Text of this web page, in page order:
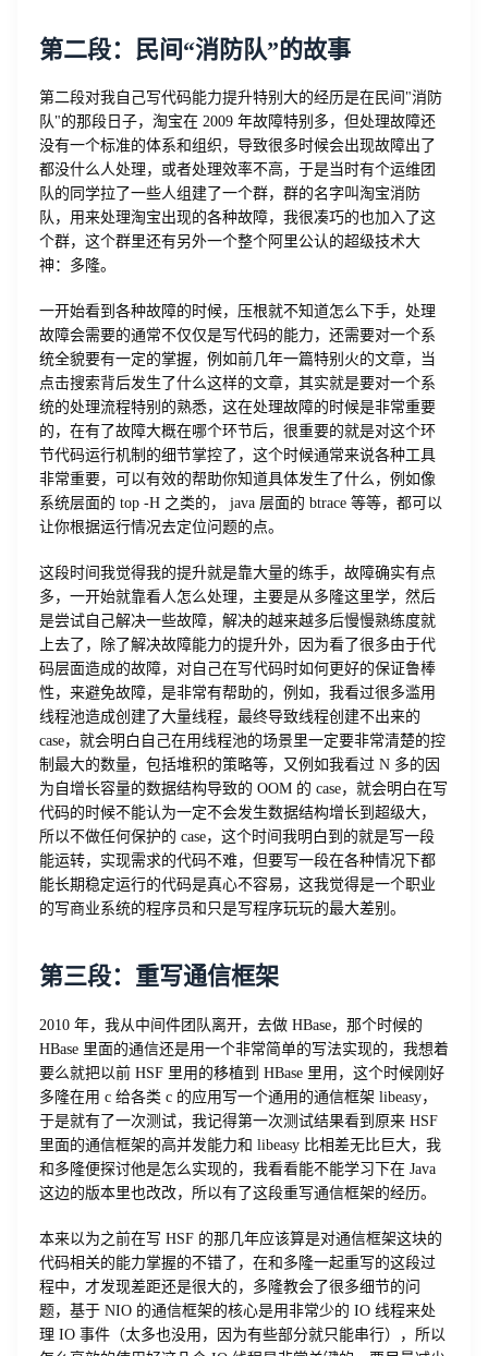
第二段：民间“消防队”的故事
第二段对我自己写代码能力提升特别大的经历是在民间"消防
队"的那段日子，淘宝在 2009 年故障特别多，但处理故障还
没有一个标准的体系和组织，导致很多时候会出现故障出了
都没什么人处理，或者处理效率不高，于是当时有个运维团
队的同学拉了一些人组建了一个群，群的名字叫淘宝消防
队，用来处理淘宝出现的各种故障，我很凑巧的也加入了这
个群，这个群里还有另外一个整个阿里公认的超级技术大
神：多隆。
一开始看到各种故障的时候，压根就不知道怎么下手，处理
故障会需要的通常不仅仅是写代码的能力，还需要对一个系
统全貌要有一定的掌握，例如前几年一篇特别火的文章，当
点击搜索背后发生了什么这样的文章，其实就是要对一个系
统的处理流程特别的熟悉，这在处理故障的时候是非常重要
的，在有了故障大概在哪个环节后，很重要的就是对这个环
节代码运行机制的细节掌控了，这个时候通常来说各种工具
非常重要，可以有效的帮助你知道具体发生了什么，例如像
系统层面的 top -H 之类的， java 层面的 btrace 等等，都可以
让你根据运行情况去定位问题的点。
这段时间我觉得我的提升就是靠大量的练手，故障确实有点
多，一开始就靠看人怎么处理，主要是从多隆这里学，然后
是尝试自己解决一些故障，解决的越来越多后慢慢熟练度就
上去了，除了解决故障能力的提升外，因为看了很多由于代
码层面造成的故障，对自己在写代码时如何更好的保证鲁棒
性，来避免故障，是非常有帮助的，例如，我看过很多滥用
线程池造成创建了大量线程，最终导致线程创建不出来的
case，就会明白自己在用线程池的场景里一定要非常清楚的控
制最大的数量，包括堆积的策略等，又例如我看过 N 多的因
为自增长容量的数据结构导致的 OOM 的 case，就会明白在写
代码的时候不能认为一定不会发生数据结构增长到超级大，
所以不做任何保护的 case，这个时间我明白到的就是写一段
能运转，实现需求的代码不难，但要写一段在各种情况下都
能长期稳定运行的代码是真心不容易，这我觉得是一个职业
的写商业系统的程序员和只是写程序玩玩的最大差别。
第三段：重写通信框架
2010 年，我从中间件团队离开，去做 HBase，那个时候的
HBase 里面的通信还是用一个非常简单的写法实现的，我想着
要么就把以前 HSF 里用的移植到 HBase 里用，这个时候刚好
多隆在用 c 给各类 c 的应用写一个通用的通信框架 libeasy，
于是就有了一次测试，我记得第一次测试结果看到原来 HSF
里面的通信框架的高并发能力和 libeasy 比相差无比巨大，我
和多隆便探讨他是怎么实现的，我看看能不能学习下在 Java
这边的版本里也改改，所以有了这段重写通信框架的经历。
本来以为之前在写 HSF 的那几年应该算是对通信框架这块的
代码相关的能力掌握的不错了，在和多隆一起重写的这段过
程中，才发现差距还是很大的，多隆教会了很多细节的问
题，基于 NIO 的通信框架的核心是用非常少的 IO 线程来处
理 IO 事件（太多也没用，因为有些部分就只能串行），所以